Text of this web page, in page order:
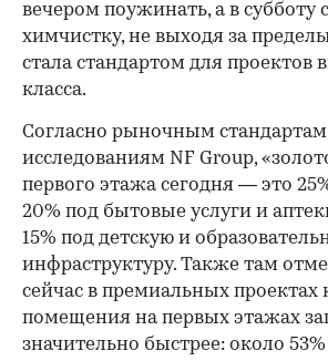
вечером поужинать, а в субботу
химчистку, не выходя за
стала стандартом для проектов
класса.
Согласно рыночным стандартам
исследованиям NF Group,
первого этажа сегодня — это
20% под бытовые услуги и
15% под детскую и
инфраструктуру. Также там
сейчас в премиальных проектах
помещения на первых этажах
значительно быстрее: около